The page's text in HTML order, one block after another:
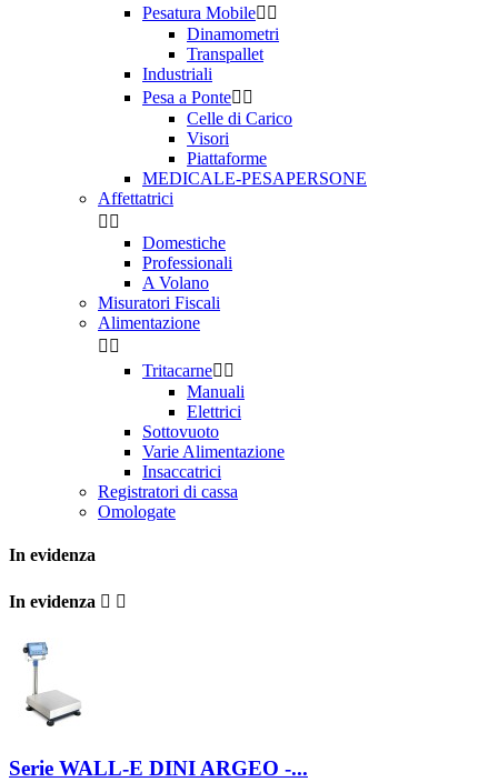
Pesatura Mobile 
Dinamometri
Transpallet
Industriali
Pesa a Ponte 
Celle di Carico
Visori
Piattaforme
MEDICALE-PESAPERSONE
Affettatrici
 
Domestiche
Professionali
A Volano
Misuratori Fiscali
Alimentazione
 
Tritacarne 
Manuali
Elettrici
Sottovuoto
Varie Alimentazione
Insaccatrici
Registratori di cassa
Omologate
In evidenza
In evidenza  
Serie WALL-E DINI ARGEO -...